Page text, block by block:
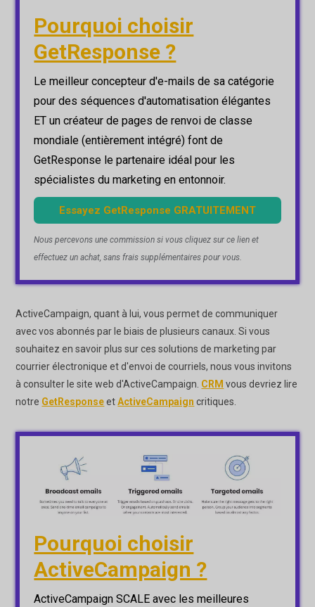
Pourquoi choisir
GetResponse ?
Le meilleur concepteur d'e-mails de sa catégorie
pour des séquences d'automatisation élégantes
ET un créateur de pages de renvoi de classe
mondiale (entièrement intégré) font de
GetResponse le partenaire idéal pour les
spécialistes du marketing en entonnoir.
Essayez GetResponse GRATUITEMENT
Nous percevons une commission si vous cliquez sur ce lien et
effectuez un achat, sans frais supplémentaires pour vous.
ActiveCampaign, quant à lui, vous permet de communiquer
avec vos abonnés par le biais de plusieurs canaux. Si vous
souhaitez en savoir plus sur ces solutions de marketing par
courrier électronique et d'envoi de courriels, nous vous invitons
à consulter le site web d'ActiveCampaign. CRM vous devriez lire
notre GetResponseetActiveCampaign critiques.
Pourquoi choisir
ActiveCampaign ?
ActiveCampaign SCALE avec les meilleures